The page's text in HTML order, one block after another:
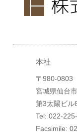
本社
〒980-0803
宮城県仙台
第3太陽ビル
Tel: 022-
Facsimile: